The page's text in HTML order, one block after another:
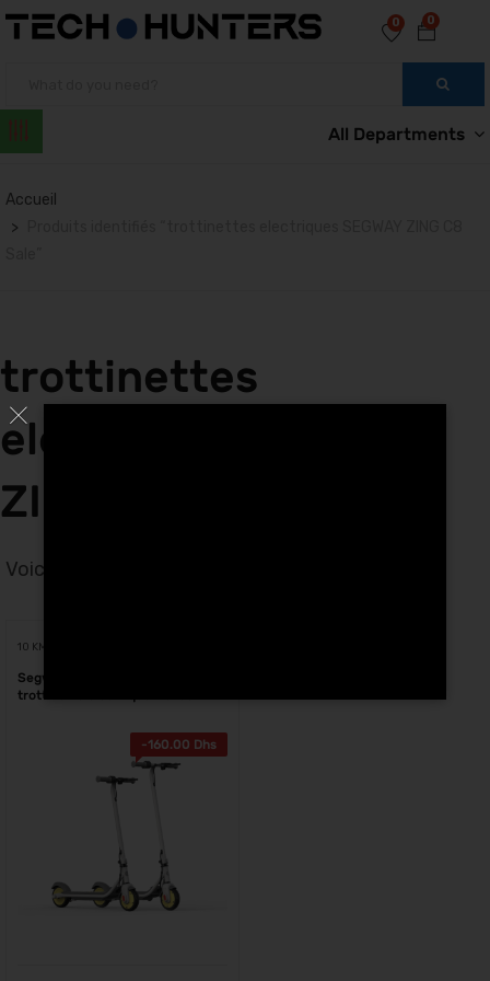
0
0
All Departments
Accueil
trottinettes
electriques SEGWAY
ZING C8 Sale
Voici le seul résultat
10 KM
Segway Ninebot Zing C8
trottinette électrique Maroc
-160.00 Dhs